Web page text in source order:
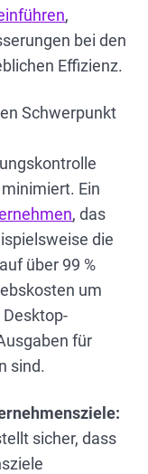
,
bei den
Effizienz.
Schwerpunkt
Ein
, das
die
über 99 %
um
Desktop-
für
sind.
sicher, dass